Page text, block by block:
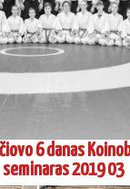
6 danas
seminaras 2019 03